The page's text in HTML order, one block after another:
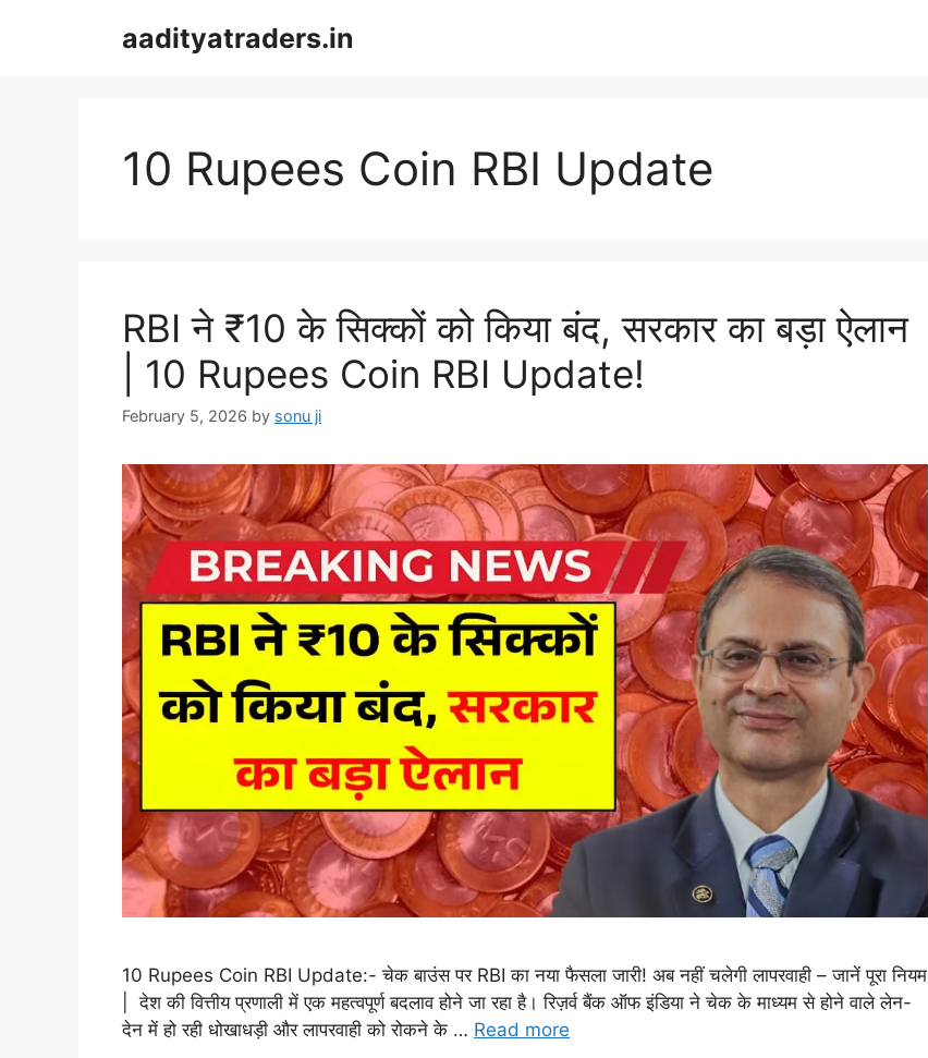
aadityatraders.in
10 Rupees Coin RBI Update
RBI ने ₹10 के सिक्कों को किया बंद, सरकार का बड़ा ऐलान
| 10 Rupees Coin RBI Update!
February 5, 2026 by sonu ji
10 Rupees Coin RBI Update:- चेक बाउंस पर RBI का नया फैसला जारी! अब नहीं चलेगी लापरवाही – जानें पूरा नियम
| देश की वित्तीय प्रणाली में एक महत्वपूर्ण बदलाव होने जा रहा है। रिज़र्व बैंक ऑफ इंडिया ने चेक के माध्यम से होने वाले लेन-
देन में हो रही धोखाधड़ी और लापरवाही को रोकने के … Read more